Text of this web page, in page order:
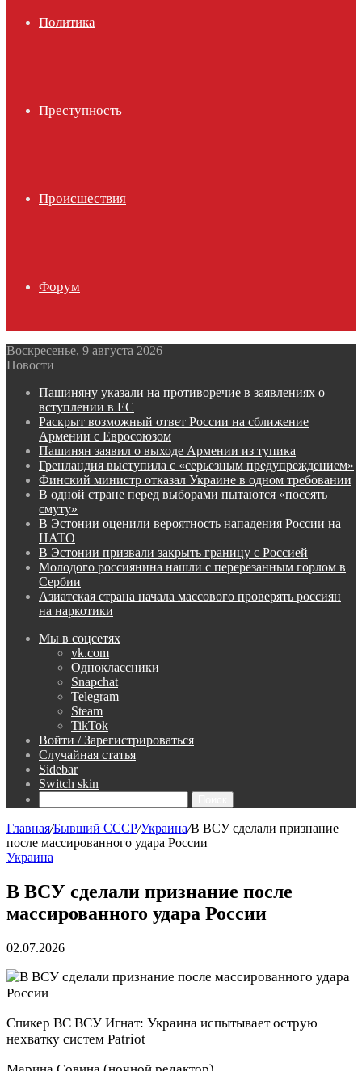
Политика
Преступность
Происшествия
Форум
Воскресенье, 9 августа 2026
Новости
Пашиняну указали на противоречие в заявлениях о
вступлении в ЕС
Раскрыт возможный ответ России на сближение
Армении с Евросоюзом
Пашинян заявил о выходе Армении из тупика
Гренландия выступила с «серьезным предупреждением»
Финский министр отказал Украине в одном требовании
В одной стране перед выборами пытаются «посеять
смуту»
В Эстонии оценили вероятность нападения России на
НАТО
В Эстонии призвали закрыть границу с Россией
Молодого россиянина нашли с перерезанным горлом в
Сербии
Азиатская страна начала массового проверять россиян
на наркотики
Мы в соцсетях
vk.com
Одноклассники
Snapchat
Telegram
Steam
TikTok
Войти / Зарегистрироваться
Случайная статья
Sidebar
Switch skin
Главная/Бывший СССР/Украина/В ВСУ сделали признание
после массированного удара России
Украина
В ВСУ сделали признание после
массированного удара России
02.07.2026
Спикер ВС ВСУ Игнат: Украина испытывает острую
нехватку систем Patriot